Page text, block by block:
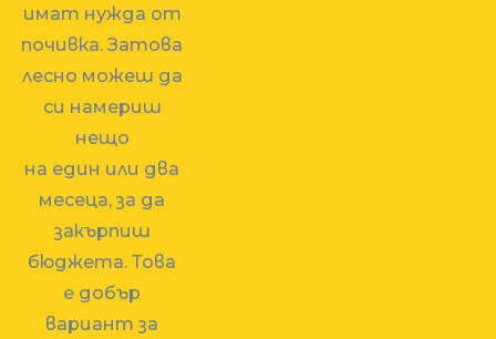
имат нужда от
почивка. Затова
лесно можеш да
си намериш
нещо
на един или два
месеца, за да
закърпиш
бюджета. Това
е добър
вариант за